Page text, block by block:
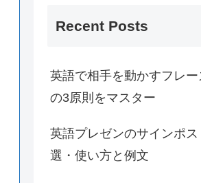
Recent Posts
英語で相手を動かすフレ
の3原則をマスター
英語プレゼンのサインポ
選・使い方と例文